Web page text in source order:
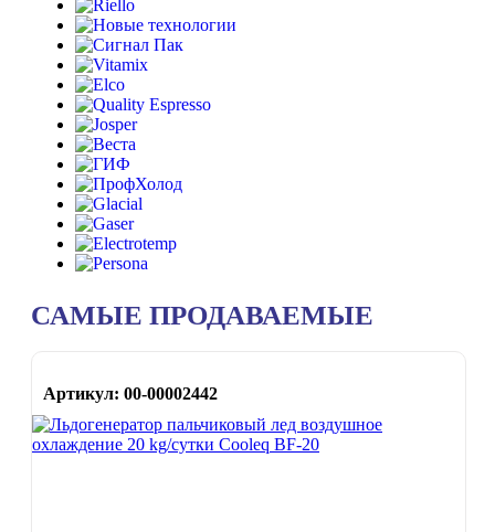
САМЫЕ ПРОДАВАЕМЫЕ
Артикул: 00-00002442